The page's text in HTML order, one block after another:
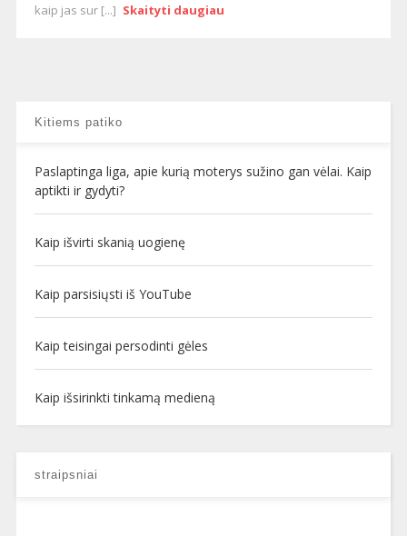
kaip jas sur [...] Skaityti daugiau
Kitiems patiko
Paslaptinga liga, apie kurią moterys sužino gan vėlai. Kaip
aptikti ir gydyti?
Kaip išvirti skanią uogienę
Kaip parsisiųsti iš YouTube
Kaip teisingai persodinti gėles
Kaip išsirinkti tinkamą medieną
straipsniai